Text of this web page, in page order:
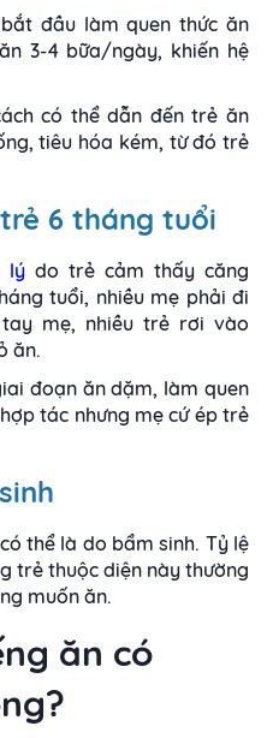
đầu làm quen thức ăn
3-4 bữa/ngày, khiến hệ
có thể dẫn đến trẻ ăn
tiêu hóa kém, từ đó trẻ
6 tháng tuổi
lýdo trẻ cảm thấy căng
tuổi, nhiều mẹ phải đi
mẹ, nhiều trẻ rơi vào
ăn.
đoạn ăn dặm, làm quen
tác nhưng mẹ cứ ép trẻ
thể là do bẩm sinh. Tỷ lệ
trẻ thuộc diện này thường
muốn ăn.
ăn có